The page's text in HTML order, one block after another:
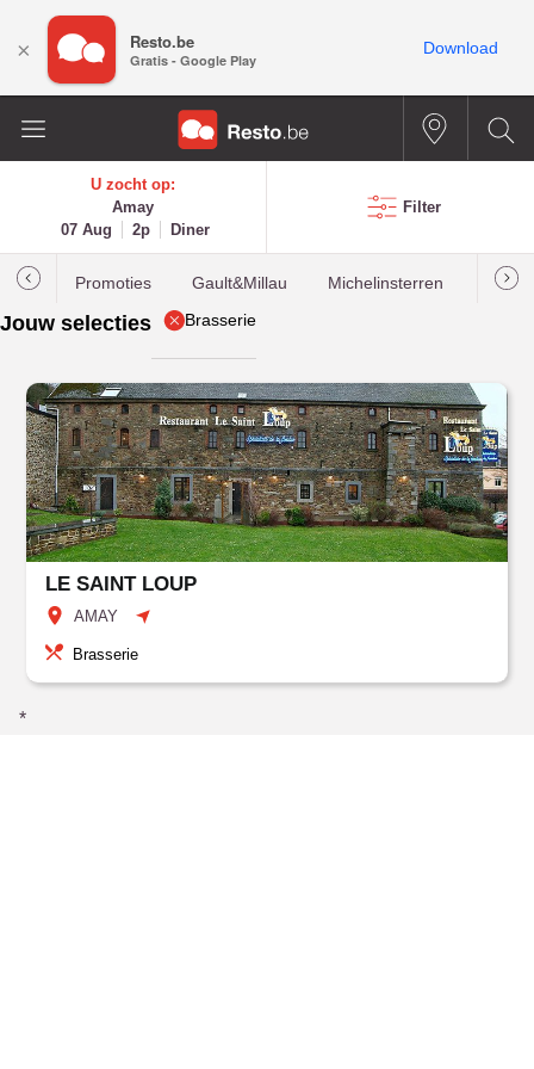
U zocht op:
Amay
07 Aug
2p Diner
Filter
Promoties Gault&Millau Michelinsterren
Jouw selecties Brasserie
LE SAINT LOUP
AMAY
Brasserie
*
× Resto.be
Gratis - Google Play
Download